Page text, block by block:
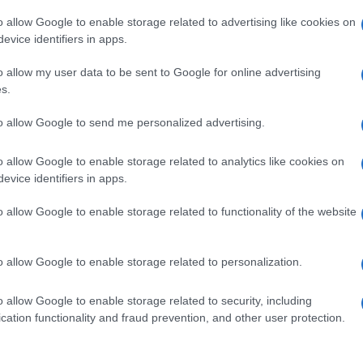
allow Google to enable storage related to advertising like cookies on
identifiers in apps.
allow my user data to be sent to Google for online advertising
allow Google to send me personalized advertising.
allow Google to enable storage related to analytics like cookies on
identifiers in apps.
allow Google to enable storage related to functionality of the website
allow Google to enable storage related to personalization.
allow Google to enable storage related to security, including
functionality and fraud prevention, and other user protection.
uspavalo, saj, kot je dejala, moraš biti zbran do konca.
kdo, kje, kaj, ampak plezati in narediti tisto, kar
sem vedela, kaj moram narediti in res sem bila
zadnji oprimek, ampak nima veze, sem samo
Nato je sledil izbruh čustev. Svetovno prvenstvo je
zbran in osredotočen, ni bilo nekaj najlažjega," je dejala.
okroglo deseto kolajno na svetovnih prvenstvih, osmo